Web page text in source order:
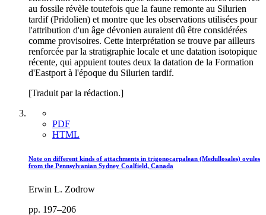
au fossile révèle toutefois que la faune remonte au Silurien
tardif (Pridolien) et montre que les observations utilisées pour
l'attribution d'un âge dévonien auraient dû être considérées
comme provisoires. Cette interprétation se trouve par ailleurs
renforcée par la stratigraphie locale et une datation isotopique
récente, qui appuient toutes deux la datation de la Formation
d'Eastport à l'époque du Silurien tardif.
[Traduit par la rédaction.]
PDF
HTML
Note on different kinds of attachments in trigonocarpalean (Medullosales) ovules
from the Pennsylvanian Sydney Coalfield, Canada
Erwin L. Zodrow
pp. 197–206